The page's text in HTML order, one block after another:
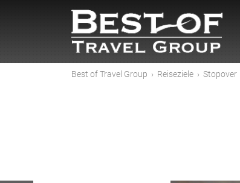
Best of Travel Group › Reiseziele › Stopover